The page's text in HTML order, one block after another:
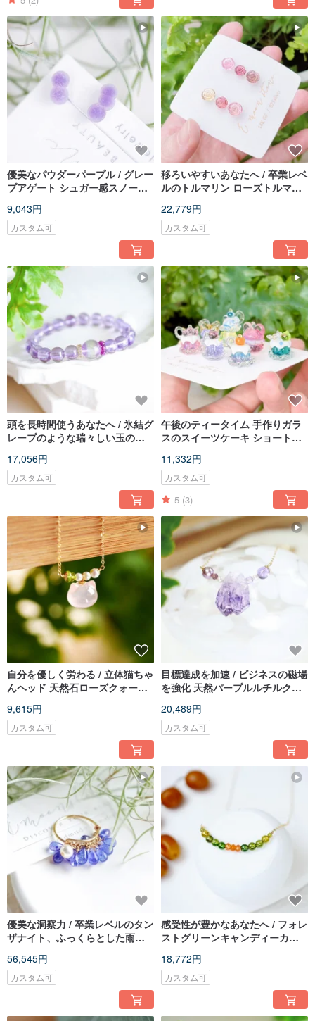
優美なパウダーパープル / グレー
プアゲート シュガー感スノーマ
14KGF
9,043円
カスタム可
移ろいやすいあなたへ / 卒業レベ
ルのトルマリン ローズトルマリ
22,779円
カスタム可
頭を長時間使うあなたへ / 氷結グ
レープのような瑞々しい玉のア
17,056円
カスタム可
午後のティータイム 手作りガラ
スのスイーツケーキ ショートネ
11,332円
カスタム可
5 (3)
自分を優しく労わる / 立体猫ちゃ
んヘッド 天然石ローズクォーツ
9,615円
カスタム可
目標達成を加速 / ビジネスの磁場
を強化 天然パープルルチルクォ
レス 未研磨の原初の美しさ 14
20,489円
カスタム可
優美な洞察力 / 卒業レベルのタン
ザナイト、ふっくらとした雨
沢リング
56,545円
カスタム可
感受性が豊かなあなたへ / フォレ
ストグリーンキャンディーカラ
1
18,772円
カスタム可